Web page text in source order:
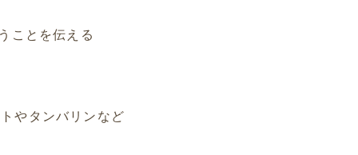
ことを伝える
やタンバリンなど